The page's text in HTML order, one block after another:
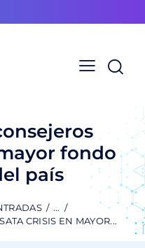
fondo
país
...
CRISIS EN MAYOR...